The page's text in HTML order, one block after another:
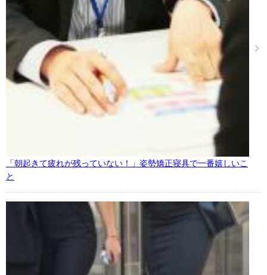
「朝起きて疲れが残っていない！」姿勢矯正寝具で一番嬉しいこ
と